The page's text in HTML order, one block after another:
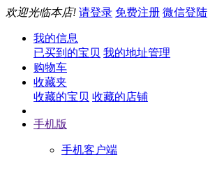
欢迎光临本店! 请登录 免费注册 微信登陆
我的信息
已买到的宝贝 我的地址管理
购物车
收藏夹
收藏的宝贝 收藏的店铺
手机版
手机客户端